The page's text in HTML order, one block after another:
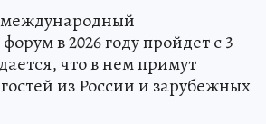
в 2026 году пройдет с 3
что в нем примут
из России и зарубежных